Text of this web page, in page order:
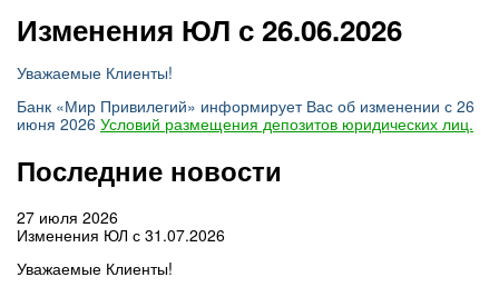
Изменения ЮЛ с 26.06.2026
Уважаемые Клиенты!
Банк «Мир Привилегий» информирует Вас об изменении с 26
июня 2026 Условий размещения депозитов юридических лиц.
Последние новости
27 июля 2026
Изменения ЮЛ с 31.07.2026
Уважаемые Клиенты!